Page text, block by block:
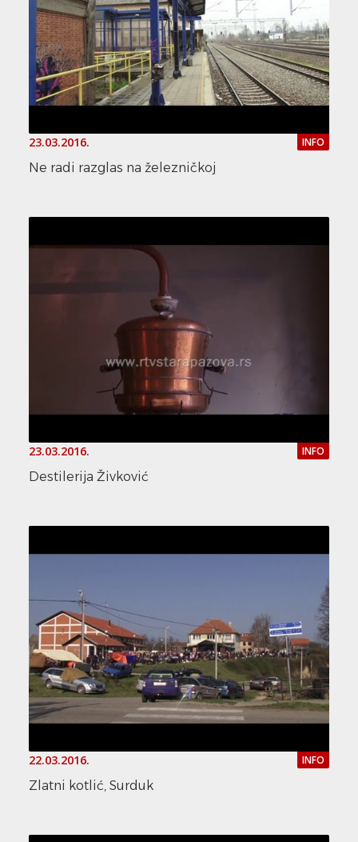
23.03.2016. INFO
Ne radi razglas na železničkoj
23.03.2016. INFO
Destilerija Živković
22.03.2016. INFO
Zlatni kotlić, Surduk